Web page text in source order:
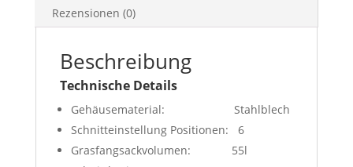
Rezensionen (0)
Beschreibung
Technische Details
Gehäusematerial: Stahlblech
Schnitteinstellung Positionen: 6
Grasfangsackvolumen: 55l